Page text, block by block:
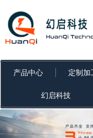
容
产品中心 定制加
幻启科技